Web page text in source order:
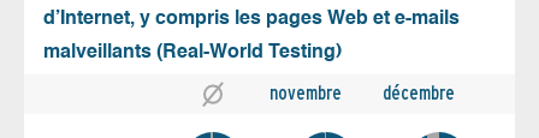
d’Internet, y compris les pages Web et e-mails
malveillants (Real-World Testing)
novembre décembre